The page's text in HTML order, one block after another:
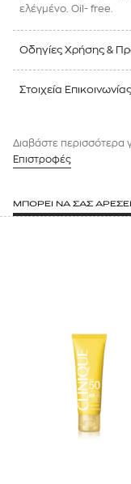
ελέγμένο. Oil- free.
Οδηγίες Χρήσης &
Στοιχεία
Διαβάστε περισσότερα
Επιστροφές
ΜΠΟΡΕΙ ΝΑ ΣΑΣ